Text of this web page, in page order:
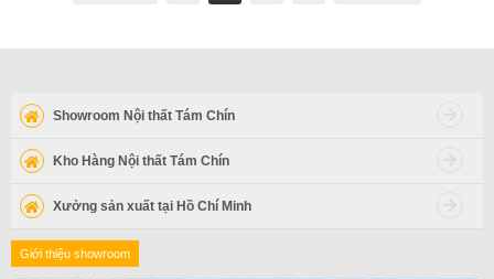
Showroom Nội thất Tám Chín
Kho Hàng Nội thất Tám Chín
Xưởng sản xuất tại Hồ Chí Minh
Giới thiệu showroom